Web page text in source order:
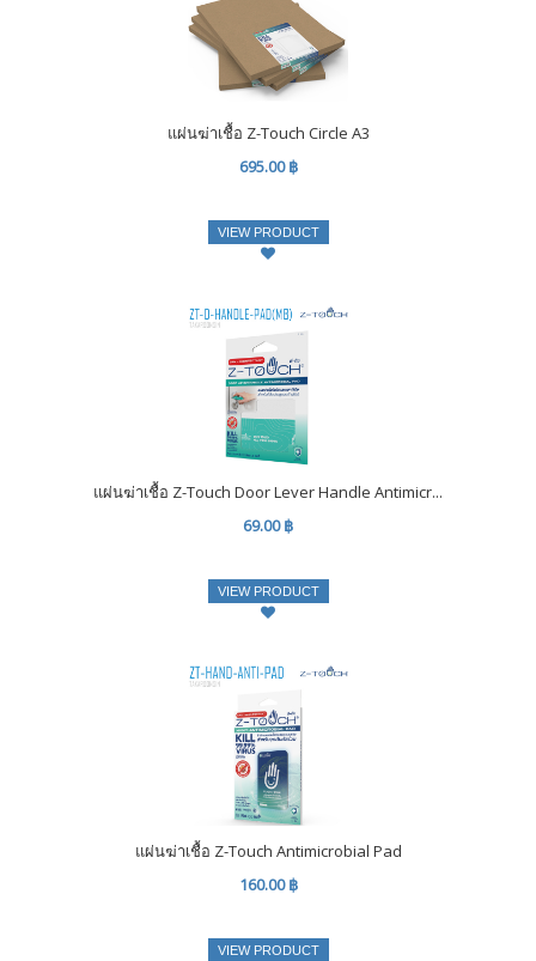
แผ่นฆ่าเชื้อ Z-Touch Circle A3
695.00 ฿
VIEW PRODUCT
แผ่นฆ่าเชื้อ Z-Touch Door Lever Handle Antimicr...
69.00 ฿
VIEW PRODUCT
แผ่นฆ่าเชื้อ Z-Touch Antimicrobial Pad
160.00 ฿
VIEW PRODUCT